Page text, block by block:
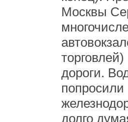
Москвы
дороги.
попросили
долго